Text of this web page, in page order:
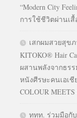
“Modern City
การใช้ชีวิตผ่านเ
เสกผมสวยสุขภ
KITOKO® Hair
ผสานพลังจากธร
หนังศีรษะคนเอเชี
COLOUR MEETS
ททท. ร่วมมือกั